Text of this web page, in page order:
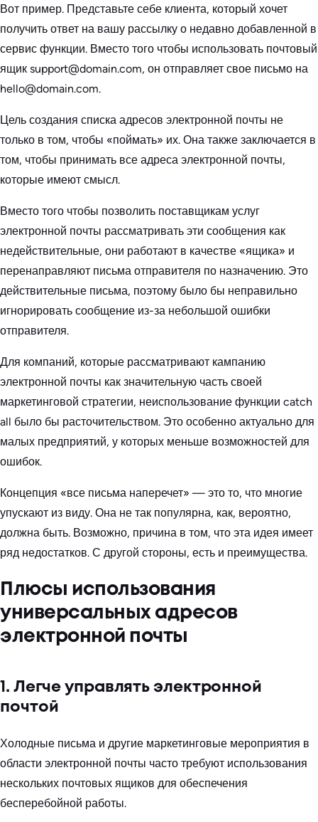
Вот пример. Представьте себе клиента, который хочет
получить ответ на вашу рассылку о недавно добавленной в
сервис функции. Вместо того чтобы использовать почтовый
ящик support@domain.com, он отправляет свое письмо на
hello@domain.com.
Цель создания списка адресов электронной почты не
только в том, чтобы «поймать» их. Она также заключается в
том, чтобы принимать все адреса электронной почты,
которые имеют смысл.
Вместо того чтобы позволить поставщикам услуг
электронной почты рассматривать эти сообщения как
недействительные, они работают в качестве «ящика» и
перенаправляют письма отправителя по назначению. Это
действительные письма, поэтому было бы неправильно
игнорировать сообщение из-за небольшой ошибки
отправителя.
Для компаний, которые рассматривают кампанию
электронной почты как значительную часть своей
маркетинговой стратегии, неиспользование функции catch
all было бы расточительством. Это особенно актуально для
малых предприятий, у которых меньше возможностей для
ошибок.
Концепция «все письма наперечет» — это то, что многие
упускают из виду. Она не так популярна, как, вероятно,
должна быть. Возможно, причина в том, что эта идея имеет
ряд недостатков. С другой стороны, есть и преимущества.
Плюсы использования
универсальных адресов
электронной почты
1. Легче управлять электронной
почтой
Холодные письма и другие маркетинговые мероприятия в
области электронной почты часто требуют использования
нескольких почтовых ящиков для обеспечения
бесперебойной работы.